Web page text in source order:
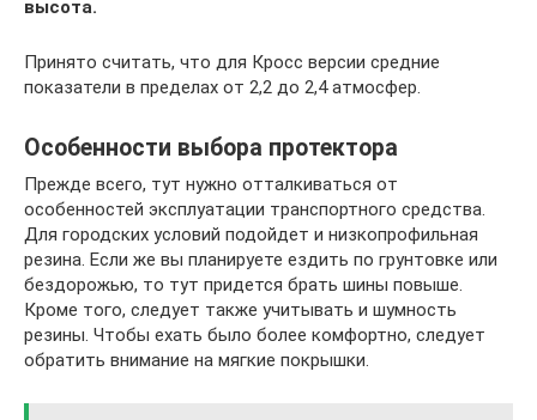
высота.
Принято считать, что для Кросс версии средние
показатели в пределах от 2,2 до 2,4 атмосфер.
Особенности выбора протектора
Прежде всего, тут нужно отталкиваться от
особенностей эксплуатации транспортного средства.
Для городских условий подойдет и низкопрофильная
резина. Если же вы планируете ездить по грунтовке или
бездорожью, то тут придется брать шины повыше.
Кроме того, следует также учитывать и шумность
резины. Чтобы ехать было более комфортно, следует
обратить внимание на мягкие покрышки.